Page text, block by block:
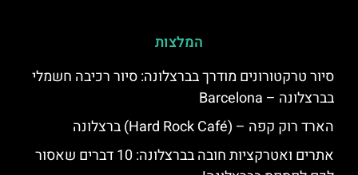
המלצות
סיור טרקטורונים מודרך בברצלונה: סיור רכיבה חשמלי
בברצלונה – Barcelona
הארד רוק קפה – (Hard Rock Café) ברצלונה
אתרים ואטרקציות חובה בברצלונה: 10 דברים שאסור